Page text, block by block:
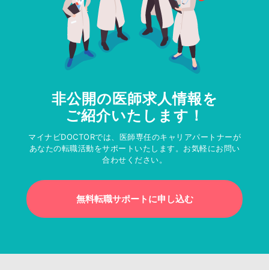
非公開の医師求人情報を
ご紹介いたします！
マイナビDOCTORでは、医師専任のキャリアパートナーが
あなたの転職活動をサポートいたします。お気軽にお問い
合わせください。
無料転職サポートに申し込む